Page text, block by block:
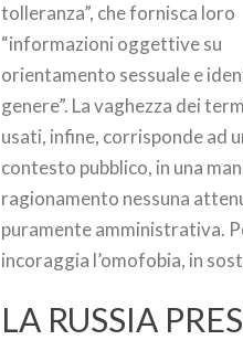
tolleranza”, che fornisca loro
“informazioni oggettive su
orientamento sessuale e
genere”. La vaghezza dei
usati, infine, corrisponde ad
contesto pubblico, in una
ragionamento nessuna
puramente amministrativa.
incoraggia l’omofobia, in
LA RUSSIA